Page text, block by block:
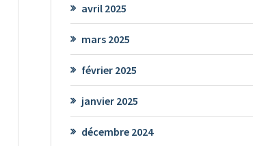
avril 2025
mars 2025
février 2025
janvier 2025
décembre 2024